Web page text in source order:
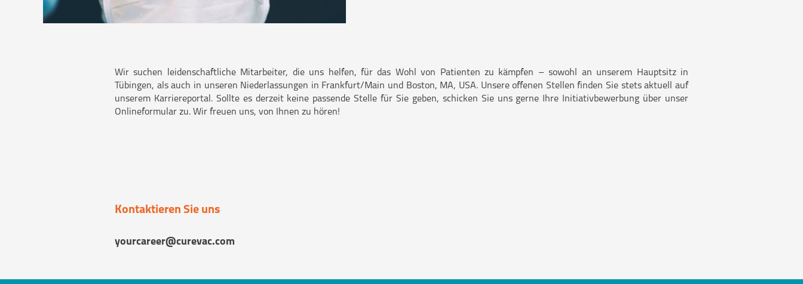
Wir suchen leidenschaftliche Mitarbeiter, die uns helfen, für das Wohl von Patienten zu kämpfen – sowohl an unserem Hauptsitz in
Tübingen, als auch in unseren Niederlassungen in Frankfurt/Main und Boston, MA, USA. Unsere offenen Stellen finden Sie stets aktuell auf
unserem Karriereportal. Sollte es derzeit keine passende Stelle für Sie geben, schicken Sie uns gerne Ihre Initiativbewerbung über unser
Onlineformular zu. Wir freuen uns, von Ihnen zu hören!
Kontaktieren Sie uns
yourcareer@curevac.com